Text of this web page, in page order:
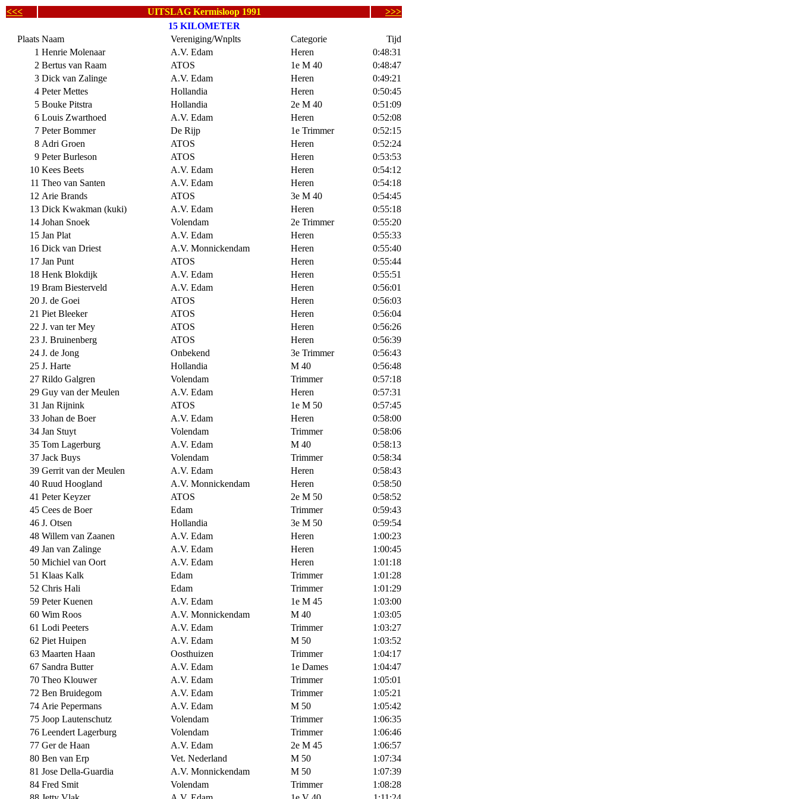
<<< UITSLAG Kermisloop 1991
>>>
15 KILOMETER
Plaats Naam Vereniging/Wnplts Categorie
Tijd
1 Henrie Molenaar A.V. Edam Heren
0:48:31
2 Bertus van Raam ATOS 1e M 40
0:48:47
3 Dick van Zalinge A.V. Edam Heren
0:49:21
4 Peter Mettes Hollandia Heren
0:50:45
5 Bouke Pitstra Hollandia 2e M 40
0:51:09
6 Louis Zwarthoed A.V. Edam Heren
0:52:08
7 Peter Bommer De Rijp 1e Trimmer
0:52:15
8 Adri Groen ATOS Heren
0:52:24
9 Peter Burleson ATOS Heren
0:53:53
10 Kees Beets A.V. Edam Heren
0:54:12
11 Theo van Santen A.V. Edam Heren
0:54:18
12 Arie Brands ATOS 3e M 40
0:54:45
13 Dick Kwakman (kuki) A.V. Edam Heren
0:55:18
14 Johan Snoek Volendam 2e Trimmer
0:55:20
15 Jan Plat A.V. Edam Heren
0:55:33
16 Dick van Driest A.V. Monnickendam Heren
0:55:40
17 Jan Punt ATOS Heren
0:55:44
18 Henk Blokdijk A.V. Edam Heren
0:55:51
19 Bram Biesterveld A.V. Edam Heren
0:56:01
20 J. de Goei ATOS Heren
0:56:03
21 Piet Bleeker ATOS Heren
0:56:04
22 J. van ter Mey ATOS Heren
0:56:26
23 J. Bruinenberg ATOS Heren
0:56:39
24 J. de Jong Onbekend 3e Trimmer
0:56:43
25 J. Harte Hollandia M 40
0:56:48
27 Rildo Galgren Volendam Trimmer
0:57:18
29 Guy van der Meulen A.V. Edam Heren
0:57:31
31 Jan Rijnink ATOS 1e M 50
0:57:45
33 Johan de Boer A.V. Edam Heren
0:58:00
34 Jan Stuyt Volendam Trimmer
0:58:06
35 Tom Lagerburg A.V. Edam M 40
0:58:13
37 Jack Buys Volendam Trimmer
0:58:34
39 Gerrit van der Meulen A.V. Edam Heren
0:58:43
40 Ruud Hoogland A.V. Monnickendam Heren
0:58:50
41 Peter Keyzer ATOS 2e M 50
0:58:52
45 Cees de Boer Edam Trimmer
0:59:43
46 J. Otsen Hollandia 3e M 50
0:59:54
48 Willem van Zaanen A.V. Edam Heren
1:00:23
49 Jan van Zalinge A.V. Edam Heren
1:00:45
50 Michiel van Oort A.V. Edam Heren
1:01:18
51 Klaas Kalk Edam Trimmer
1:01:28
52 Chris Hali Edam Trimmer
1:01:29
59 Peter Kuenen A.V. Edam 1e M 45
1:03:00
60 Wim Roos A.V. Monnickendam M 40
1:03:05
61 Lodi Peeters A.V. Edam Trimmer
1:03:27
62 Piet Huipen A.V. Edam M 50
1:03:52
63 Maarten Haan Oosthuizen Trimmer
1:04:17
67 Sandra Butter A.V. Edam 1e Dames
1:04:47
70 Theo Klouwer A.V. Edam Trimmer
1:05:01
72 Ben Bruidegom A.V. Edam Trimmer
1:05:21
74 Arie Pepermans A.V. Edam M 50
1:05:42
75 Joop Lautenschutz Volendam Trimmer
1:06:35
76 Leendert Lagerburg Volendam Trimmer
1:06:46
77 Ger de Haan A.V. Edam 2e M 45
1:06:57
80 Ben van Erp Vet. Nederland M 50
1:07:34
81 Jose Della-Guardia A.V. Monnickendam M 50
1:07:39
84 Fred Smit Volendam Trimmer
1:08:28